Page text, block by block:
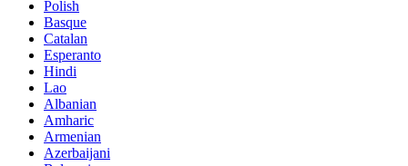
Polish
Basque
Catalan
Esperanto
Hindi
Lao
Albanian
Amharic
Armenian
Azerbaijani